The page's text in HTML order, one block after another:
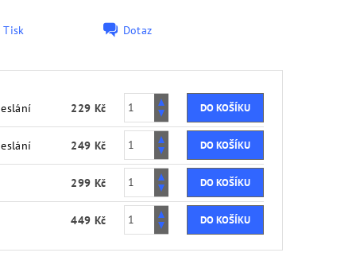
Tisk Dotaz
229 Kč
249 Kč
299 Kč
449 Kč